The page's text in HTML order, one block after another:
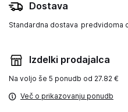
Dostava
Standardna dostava predvidoma
Izdelki prodajalca
Na voljo še 5 ponudb od 27.82 €
Več o prikazovanju ponudb